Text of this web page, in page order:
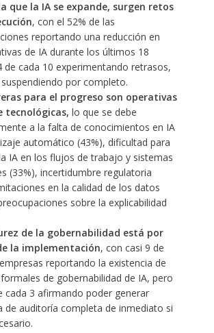
que la IA se expande, surgen retos
, con el 52% de las
reportando una reducción en
de IA durante los últimos 18
de cada 10 experimentando retrasos,
por completo.
para el progreso son operativas
tecnológicas, lo que se debe
a la falta de conocimientos en IA
automático (43%), dificultad para
IA en los flujos de trabajo y sistemas
(33%), incertidumbre regulatoria
en la calidad de los datos
sobre la explicabilidad
de la gobernabilidad está por
la implementación, con casi 9 de
reportando la existencia de
de gobernabilidad de IA, pero
cada 3 afirmando poder generar
de auditoría completa de inmediato si